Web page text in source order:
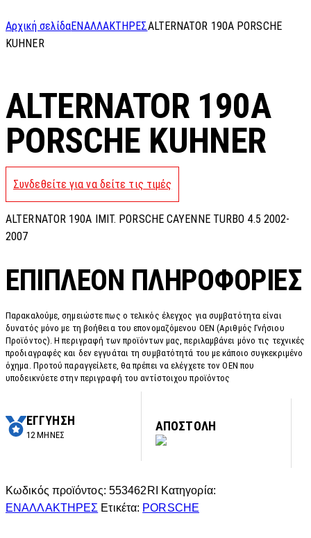
Αρχική σελίδαΕΝΑΛΛΑΚΤΗΡΕΣALTERNATOR 190A PORSCHE
KUHNER
ALTERNATOR 190A
PORSCHE KUHNER
Συνδεθείτε για να δείτε τις τιμές
ALTERNATOR 190A IMIT. PORSCHE CAYENNE TURBO 4.5 2002-
2007
ΕΠΙΠΛΈΟΝ ΠΛΗΡΟΦΟΡΊΕΣ
Παρακαλούμε, σημειώστε πως ο τελικός έλεγχος για συμβατότητα είναι
δυνατός μόνο με τη βοήθεια του επονομαζόμενου OEN (Αριθμός Γνήσιου
Προϊόντος). Η περιγραφή των προϊόντων μας, περιλαμβάνει μόνο τις τεχνικές
προδιαγραφές και δεν εγγυάται τη συμβατότητά του με κάποιο συγκεκριμένο
όχημα. Προτού παραγγείλετε, θα πρέπει να ελέγχετε τον OEN που
υποδεικνύετε στην περιγραφή του αντίστοιχου προϊόντος
ΕΓΓΥΗΣΗ
12 ΜΗΝΕΣ
ΑΠΟΣΤΟΛΗ
Κωδικός προϊόντος: 553462RI
Κατηγορία:
ΕΝΑΛΛΑΚΤΗΡΕΣ Ετικέτα: PORSCHE